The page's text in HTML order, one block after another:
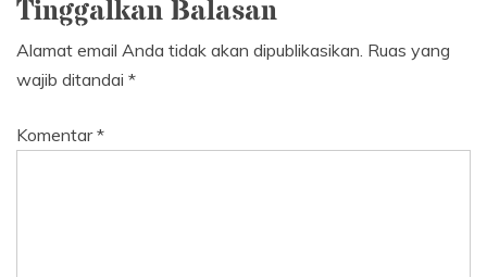
Tinggalkan Balasan
Alamat email Anda tidak akan dipublikasikan. Ruas yang
wajib ditandai *
Komentar*